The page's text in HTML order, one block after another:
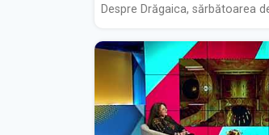
Despre Drăgaica, sărbătoarea